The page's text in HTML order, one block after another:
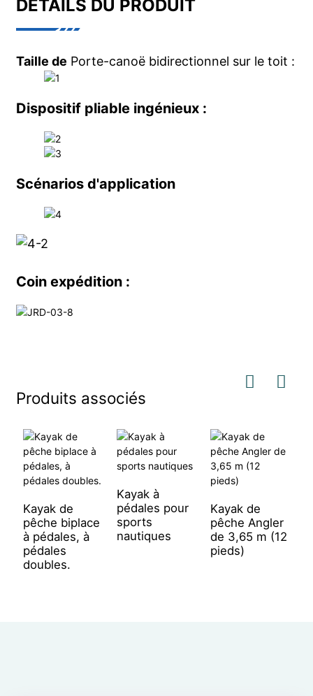
DÉTAILS DU PRODUIT
Taille de Porte-canoë bidirectionnel sur le toit :
Dispositif pliable ingénieux :
Scénarios d'application
Coin expédition :
Produits associés
Kayak de
pêche biplace
à pédales, à
pédales
doubles.
Kayak à
pédales pour
sports
nautiques
Kayak de
pêche Angler
de 3,65 m (12
pieds)